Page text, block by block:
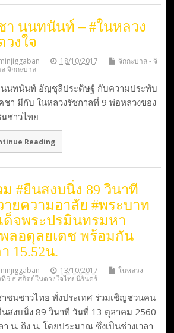
า นนทนันท์ – #ในหลวง
วงใจ
18/10/2017
จิกกะบาล - จิ
จิกกะบาล
นทนันท์ อัญชุลีประดิษฐ์ กับความประทับ
ชา มีกับ ในหลวงรัชกาลที่ 9 พ่อหลวงของ
นชาวไทย
Reading
ม #ยืนสงบนิ่ง 89 วินาที
ายความอาลัย #พระบาท
ด็จพระปรมินทรมหา
ลอดุลยเดช พร้อมกัน
า 15.52น.
13/10/2017
ในหลวง
9 ธ สถิตย์ในดวงใจไทยนิรันดร์
ชนชาวไทย ทั่งประเทศ ร่วมเชิญชวนคน
สงบนิ่ง 89 วินาที วันที่ 13 ตุลาคม 2560
า น. ถึง น. โดยประมาณ ซึ่งเป็นช่วงเวลา